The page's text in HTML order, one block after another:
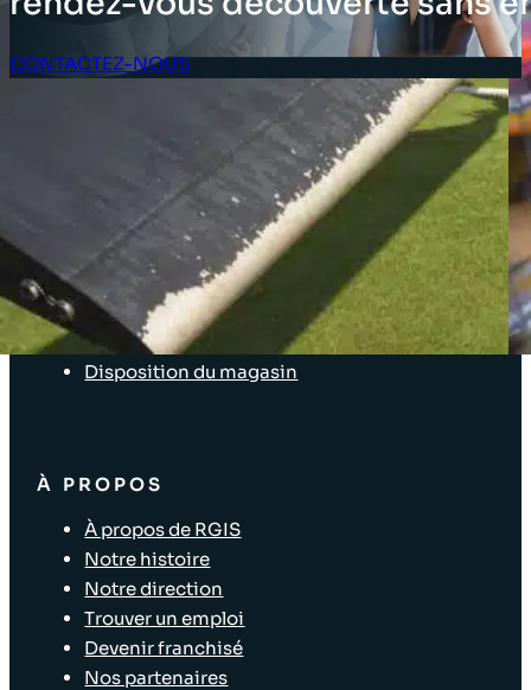
CONTACTEZ-NOUS
Espace client
SOLUTIONS
Prestations d’inventaire
Enterprise Software Solutions
Audits Supply Chain et logistique
Inventaire d’immobilisations
Solutions pour les points de vente
Disposition du magasin
À PROPOS
À propos de RGIS
Notre histoire
Notre direction
Trouver un emploi
Devenir franchisé
Nos partenaires